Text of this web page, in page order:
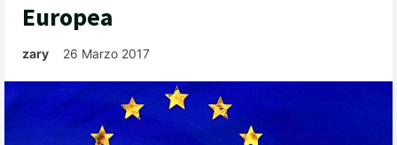
Europea
zary 26 Marzo 2017